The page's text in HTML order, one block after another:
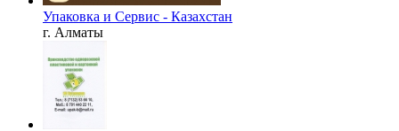
Упаковка и Сервис - Казахстан
г. Алматы